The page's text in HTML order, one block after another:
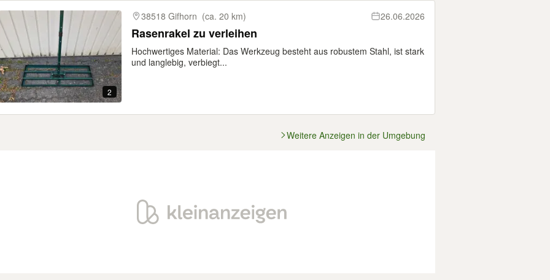
2
38518 Gifhorn (ca. 20 km) 26.06.2026
Rasenrakel zu verleihen
Hochwertiges Material: Das Werkzeug besteht aus robustem Stahl, ist stark
und langlebig, verbiegt...
Weitere Anzeigen in der Umgebung